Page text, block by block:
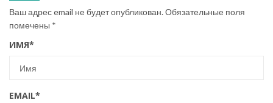
Ваш адрес email не будет опубликован.Обязательные поля
помечены *
ИМЯ*
EMAIL*